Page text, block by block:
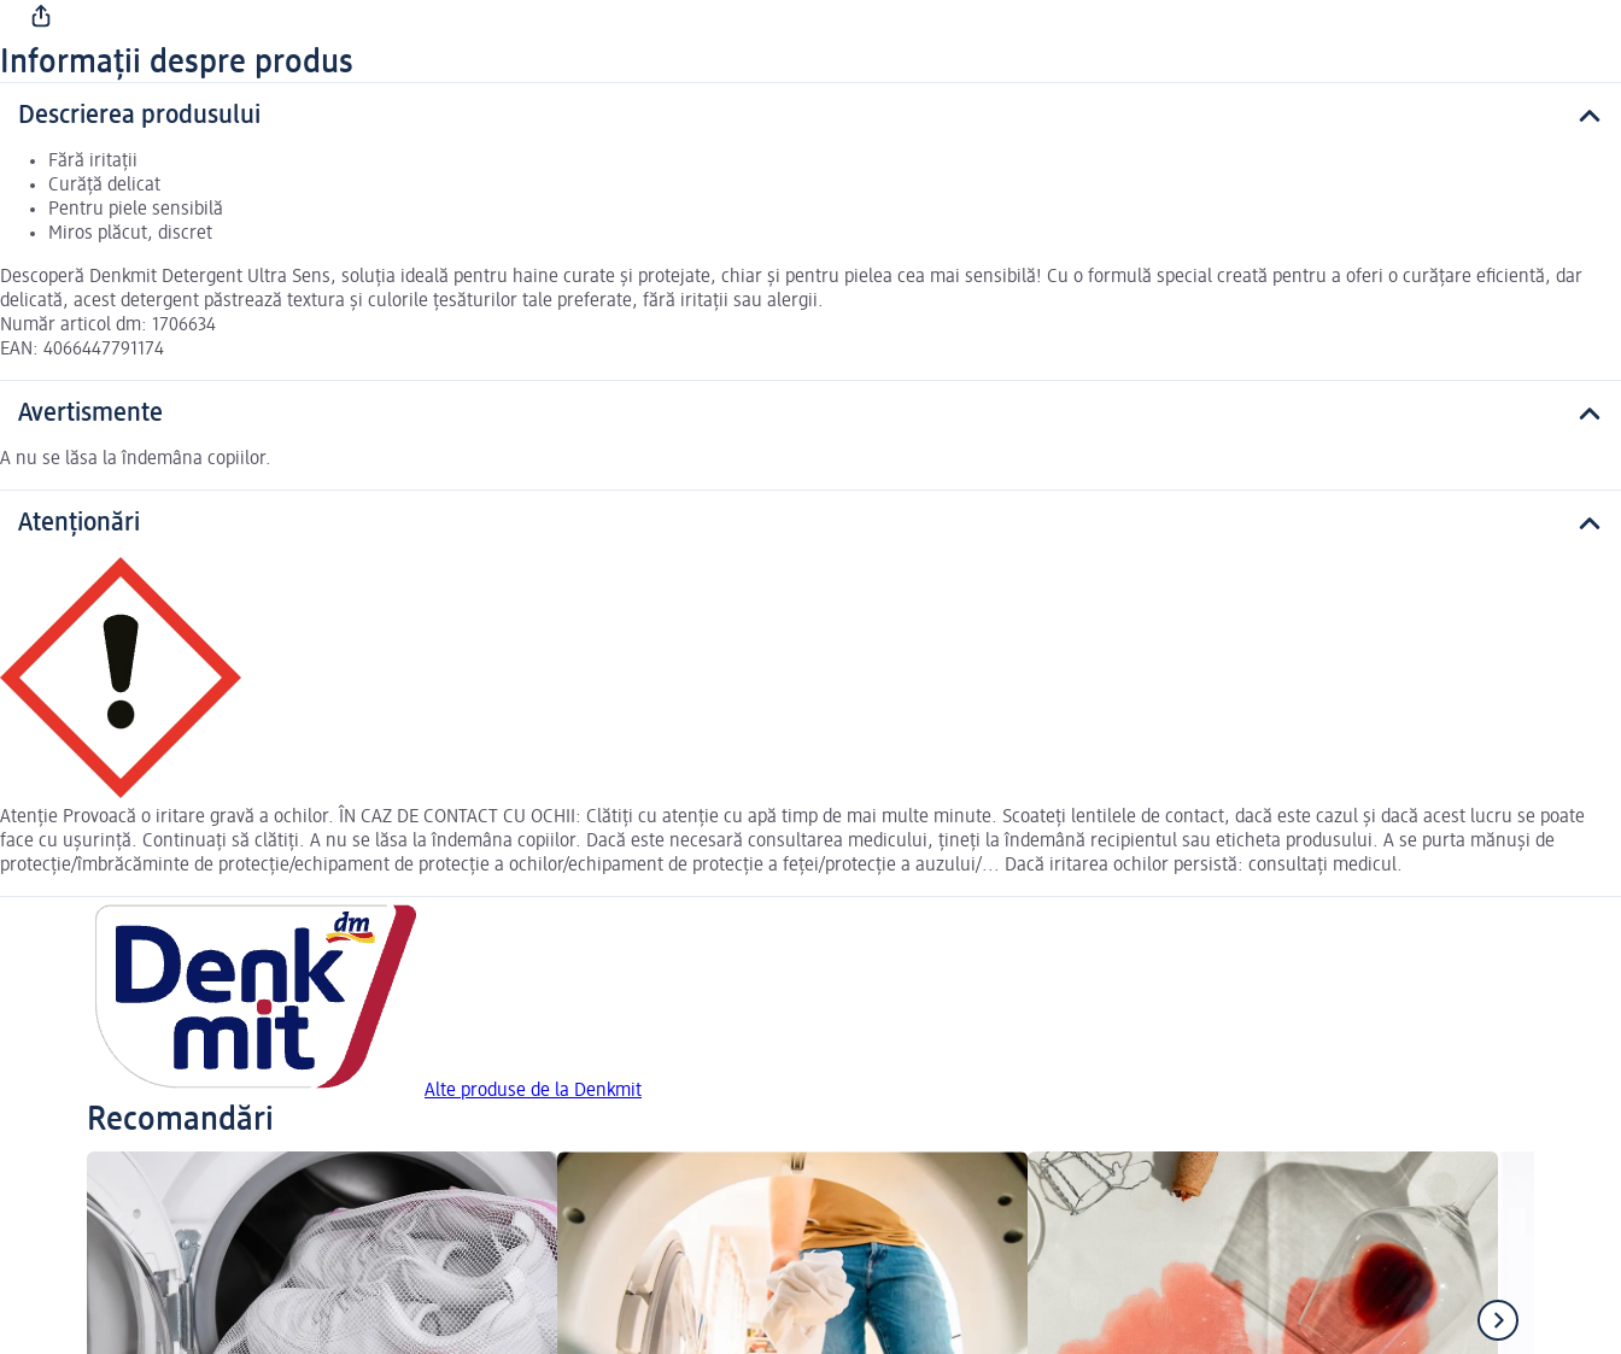
Informații despre produs
Descrierea produsului
Fără iritații
Curăță delicat
Pentru piele sensibilă
Miros plăcut, discret
Descoperă Denkmit Detergent Ultra Sens, soluția ideală pentru haine curate și protejate, chiar și pentru pielea cea mai sensibilă! Cu o formulă special creată pentru a oferi o curățare eficientă, dar
delicată, acest detergent păstrează textura și culorile țesăturilor tale preferate, fără iritații sau alergii.
Număr articol dm: 1706634
EAN: 4066447791174
Avertismente
A nu se lăsa la îndemâna copiilor.
Atenționări
Atenție Provoacă o iritare gravă a ochilor. ÎN CAZ DE CONTACT CU OCHII: Clătiți cu atenție cu apă timp de mai multe minute. Scoateți lentilele de contact, dacă este cazul și dacă acest lucru se poate
face cu ușurință. Continuați să clătiți. A nu se lăsa la îndemâna copiilor. Dacă este necesară consultarea medicului, țineți la îndemână recipientul sau eticheta produsului. A se purta mănuși de
protecție/îmbrăcăminte de protecție/echipament de protecție a ochilor/echipament de protecție a feței/protecție a auzului/... Dacă iritarea ochilor persistă: consultaţi medicul.
Alte produse de la Denkmit
Recomandări